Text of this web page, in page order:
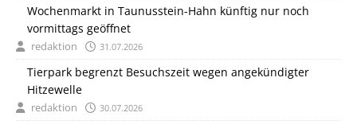
Wochenmarkt in Taunusstein-Hahn künftig nur noch
vormittags geöffnet
redaktion 31.07.2026
Tierpark begrenzt Besuchszeit wegen angekündigter
Hitzewelle
redaktion 30.07.2026